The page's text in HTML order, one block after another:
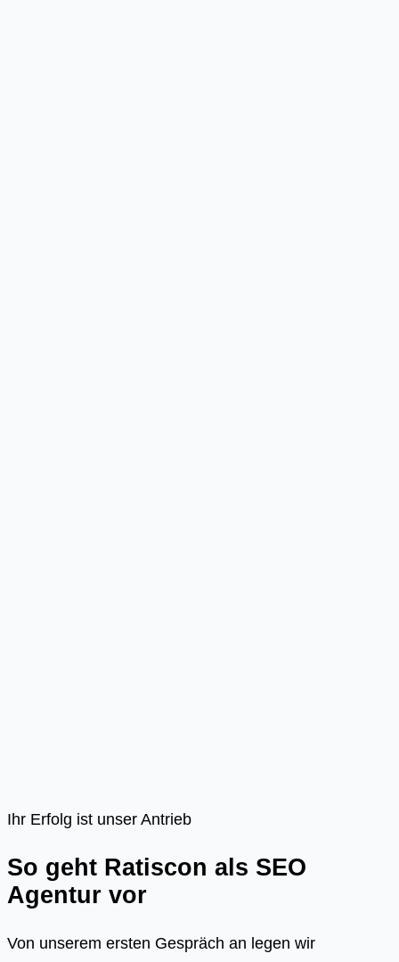
Ihr Erfolg ist unser Antrieb
So geht Ratiscon als SEO
Agentur vor
Von unserem ersten Gespräch an legen wir